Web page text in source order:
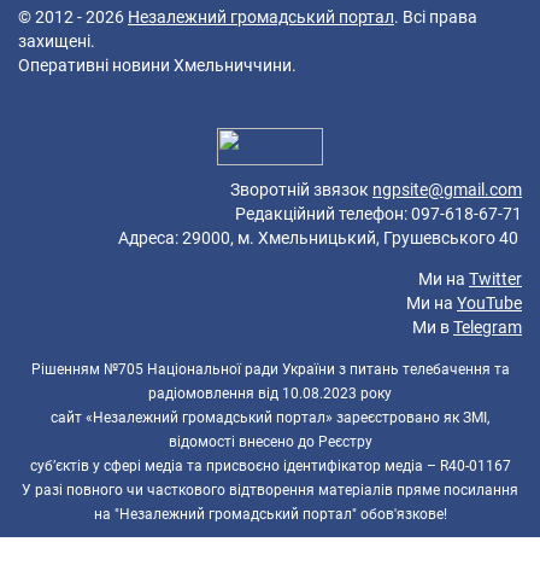
© 2012 - 2026 Незалежний громадський портал. Всі права
захищені.
Оперативні новини Хмельниччини.
Зворотній звязок ngpsite@gmail.com
Редакційний телефон: 097-618-67-71
Адреса: 29000, м. Хмельницький, Грушевського 40
Ми на Twitter
Ми на YouTube
Ми вTelegram
Рішенням №705 Національної ради України з питань телебачення та
радіомовлення від 10.08.2023 року
сайт «Незалежний громадський портал» зареєстровано як ЗМІ,
відомості внесено до Реєстру
суб’єктів у сфері медіа та присвоєно ідентифікатор медіа – R40-01167
У разі повного чи часткового відтворення матеріалів пряме посилання
на "Незалежний громадський портал" обов'язкове!